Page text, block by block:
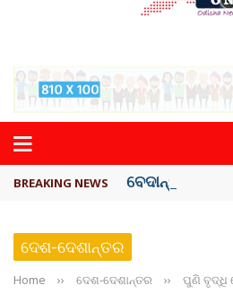
BREAKING NEWS ବେଦାନ୍ତ
ଦେଶ-ଦେଶାନ୍ତର
Home ›› ଦେଶ-ଦେଶାନ୍ତର ›› ପୁଣି ବୃଦ୍ଧି